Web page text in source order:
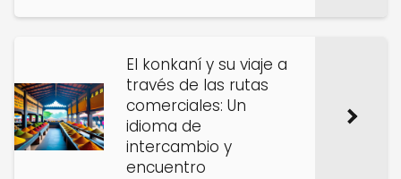
El konkaní y su viaje a
través de las rutas
comerciales: Un
idioma de
intercambio y
encuentro